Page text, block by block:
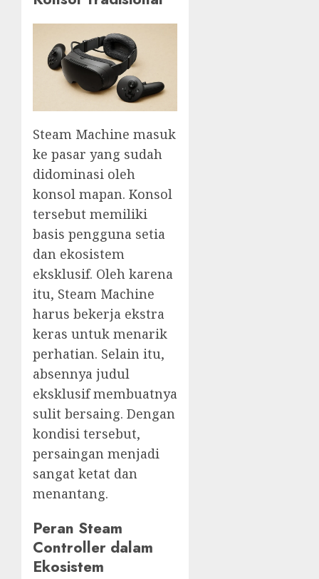
Steam Machine masuk
ke pasar yang sudah
didominasi oleh
konsol mapan. Konsol
tersebut memiliki
basis pengguna setia
dan ekosistem
eksklusif. Oleh karena
itu, Steam Machine
harus bekerja ekstra
keras untuk menarik
perhatian. Selain itu,
absennya judul
eksklusif membuatnya
sulit bersaing. Dengan
kondisi tersebut,
persaingan menjadi
sangat ketat dan
menantang.
Peran Steam
Controller dalam
Ekosistem